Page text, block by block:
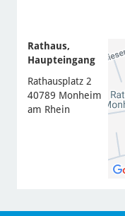
Rathaus,
Haupteingang
Rathausplatz 2
40789 Monheim
am Rhein